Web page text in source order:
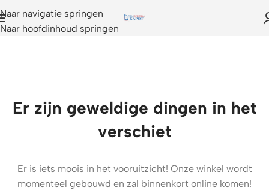
Naar navigatie springen
Naar hoofdinhoud springen
Er zijn geweldige dingen in het
verschiet
Er is iets moois in het vooruitzicht! Onze winkel wordt
momenteel gebouwd en zal binnenkort online komen!